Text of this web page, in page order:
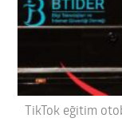
TikTok eğitim